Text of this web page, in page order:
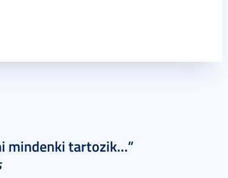
mindenki tartozik…”